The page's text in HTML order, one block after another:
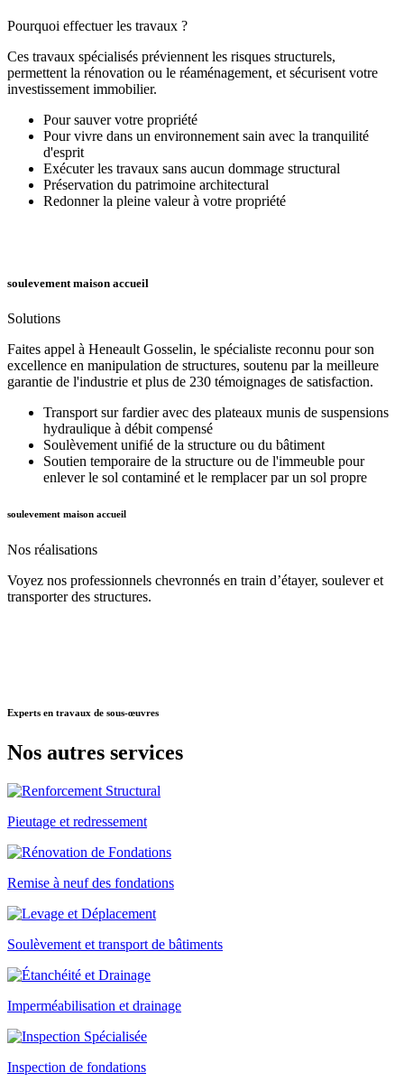
Pourquoi effectuer les travaux ?
Ces travaux spécialisés préviennent les risques structurels,
permettent la rénovation ou le réaménagement, et sécurisent votre
investissement immobilier.
Pour sauver votre propriété
Pour vivre dans un environnement sain avec la tranquilité
d'esprit
Exécuter les travaux sans aucun dommage structural
Préservation du patrimoine architectural
Redonner la pleine valeur à votre propriété
soulevement maison accueil
Solutions
Faites appel à Heneault Gosselin, le spécialiste reconnu pour son
excellence en manipulation de structures, soutenu par la meilleure
garantie de l'industrie et plus de 230 témoignages de satisfaction.
Transport sur fardier avec des plateaux munis de suspensions
hydraulique à débit compensé
Soulèvement unifié de la structure ou du bâtiment
Soutien temporaire de la structure ou de l'immeuble pour
enlever le sol contaminé et le remplacer par un sol propre
soulevement maison accueil
Nos réalisations
Voyez nos professionnels chevronnés en train d’étayer, soulever et
transporter des structures.
Experts en travaux de sous-œuvres
Nos autres services
Pieutage et redressement
Remise à neuf des fondations
Soulèvement et transport de bâtiments
Imperméabilisation et drainage
Inspection de fondations